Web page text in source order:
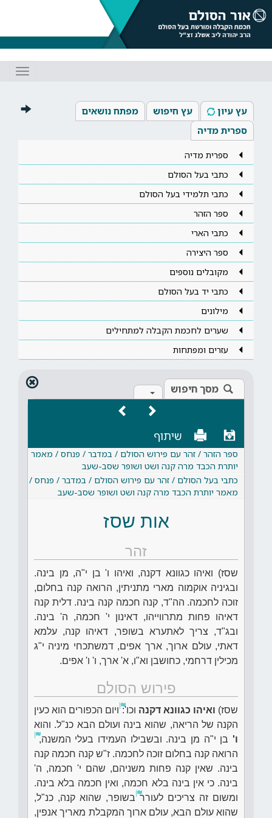
עץ עיון עץ חיפוש
מפתח נושאים
ספרית מדיה
ספרית מדיה
כתבי בעל הסולם
כתבי תלמידי בעל הסולם
ספר הזהר
כתבי הארי
ספר היצירה
מקובלים נוספים
כתבי יד בעל הסולם
מילונים
שערים לחכמת הקבלה למתחילים
עזרים ומפתחות
מסך חיפוש
שיתוף
ספר הזהר / זהר עם פירוש הסולם / במדבר / פנחס / מאמר
יותרת הכבד מרה קנה ושט ושופר שסב-שעב
כתבי בעל הסולם / זהר עם פירוש הסולם / במדבר / פנחס /
מאמר יותרת הכבד מרה קנה ושט ושופר שסב-שעב
אות שסז
זהר
שסז) ואיהו כגוונא דקנה, ואיהו ו' בן י"ה, מן בינה.
ובגיניה אוקמוה מארי מתניתין, הרואה קנה בחלום,
זוכה לחכמה. הה"ד, קנה חכמה קנה בינה. דלית קנה
דאיהו פחות מתרווייהו, דאינון י' חכמה, ה' בינה.
ובג"ד, צריך לאתערא בשופר, דאיהו קנה, עלמא
דאתי, עולם ארוך, ארך אפים, דמשתכחי מיניה י"ג
מכילין דרחמי, כחושבן וא"ו, א' ארך, ו' ו' אפים.
פירוש הסולם
שסז) ואיהו כגוונא דקנה וכו':ויום הכפורים הוא כעין
הקנה של הריאה, שהוא בינה ועולם הבא כנ"ל. והוא
ו' בן י"ה מן בינה. ובשבילו העמידו בעלי המשנה,
הרואה קנה בחלום זוכה לחכמה. ז"ש קנה חכמה קנה
בינה. שאין קנה פחות משניהם, שהם י' חכמה, ה'
בינה. כי אין בינה בלא חכמה, ואין חכמה בלא בינה.
ומשום זה צריכים לעוררבשופר, שהוא קנה, כנ"ל,
שהוא עולם הבא, עולם ארוך המקבלת מאריך אנפין,